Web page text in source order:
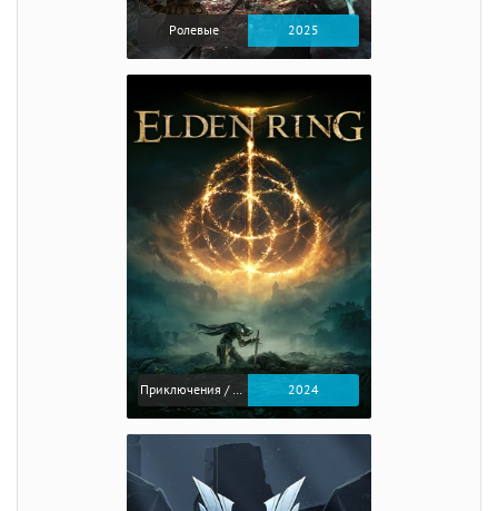
Ролевые 2025
Приключения / Экшен / Ролевые 2024